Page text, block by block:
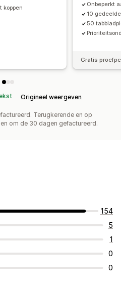
koppen
Onbeperkt
10
50
Gratis
Origineel weergeven
Terugkerende en op
om de 30 dagen gefactureerd.
154
5
1
0
0